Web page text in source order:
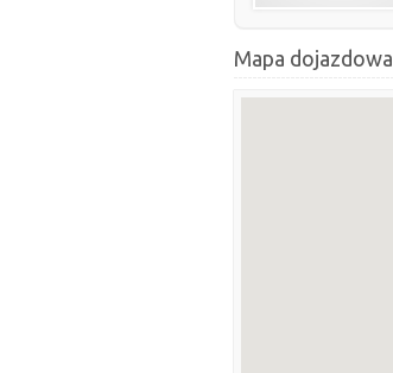
Mapa dojazdowa